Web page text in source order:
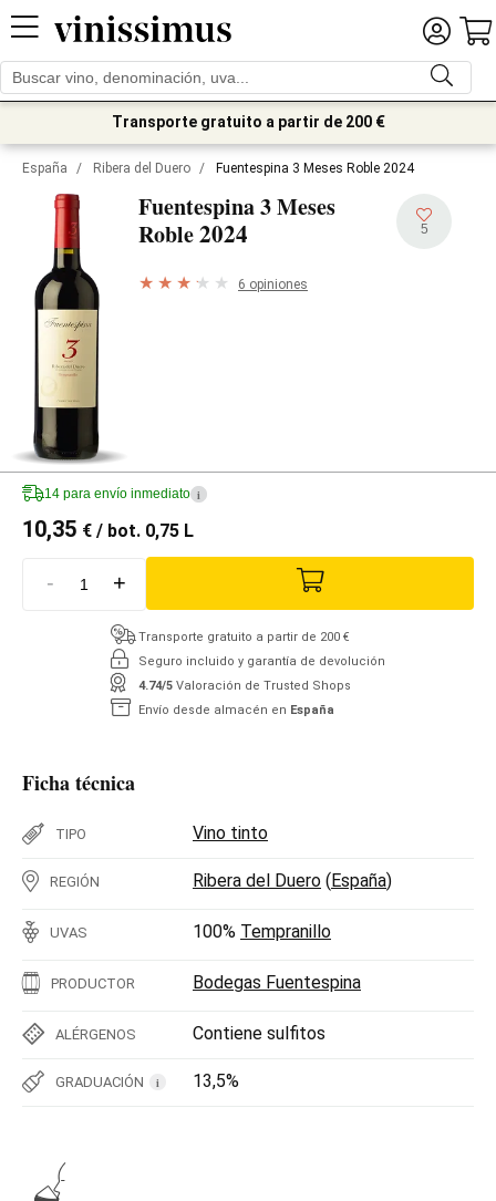
Transporte gratuito a partir de 200 €
España / Ribera del Duero / Fuentespina 3 Meses Roble 2024
Fuentespina 3 Meses
Roble2024 5
6 opiniones
14 para envío inmediato i
10,35 € / bot. 0,75 L
- +
Transporte gratuito a partir de 200 €
Seguro incluido y garantía de devolución
4.74/5 Valoración de Trusted Shops
Envío desde almacén en España
Ficha técnica
TIPO Vino tinto
REGIÓN Ribera del Duero (España)
UVAS 100% Tempranillo
PRODUCTOR Bodegas Fuentespina
ALÉRGENOS Contiene sulfitos
GRADUACIÓN i 13,5%